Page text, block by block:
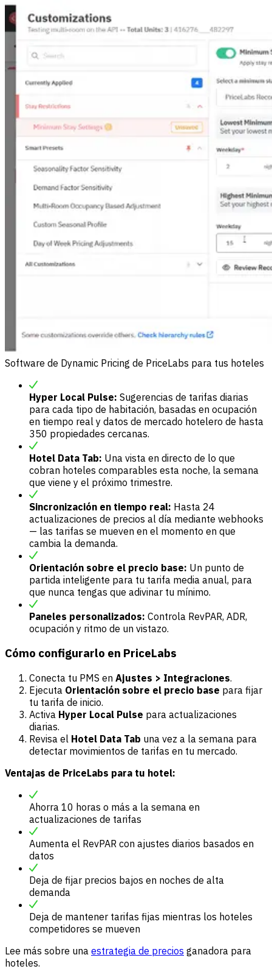
Software de Dynamic Pricing de PriceLabs para tus hoteles
Hyper Local Pulse: Sugerencias de tarifas diarias
para cada tipo de habitación, basadas en ocupación
en tiempo real y datos de mercado hotelero de hasta
350 propiedades cercanas.
Hotel Data Tab: Una vista en directo de lo que
cobran hoteles comparables esta noche, la semana
que viene y el próximo trimestre.
Sincronización en tiempo real: Hasta 24
actualizaciones de precios al día mediante webhooks
— las tarifas se mueven en el momento en que
cambia la demanda.
Orientación sobre el precio base: Un punto de
partida inteligente para tu tarifa media anual, para
que nunca tengas que adivinar tu mínimo.
Paneles personalizados: Controla RevPAR, ADR,
ocupación y ritmo de un vistazo.
Cómo configurarlo en PriceLabs
Conecta tu PMS en Ajustes > Integraciones.
Ejecuta Orientación sobre el precio base para fijar
tu tarifa de inicio.
Activa Hyper Local Pulse para actualizaciones
diarias.
Revisa el Hotel Data Tab una vez a la semana para
detectar movimientos de tarifas en tu mercado.
Ventajas de PriceLabs para tu hotel:
Ahorra 10 horas o más a la semana en
actualizaciones de tarifas
Aumenta el RevPAR con ajustes diarios basados en
datos
Deja de fijar precios bajos en noches de alta
demanda
Deja de mantener tarifas fijas mientras los hoteles
competidores se mueven
Lee más sobre una estrategia de precios ganadora para
hoteles.